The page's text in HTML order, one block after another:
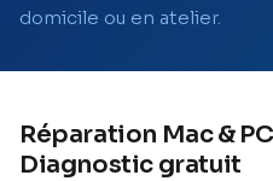
domicile ou en atelier.
Réparation Mac &
Diagnostic gratuit